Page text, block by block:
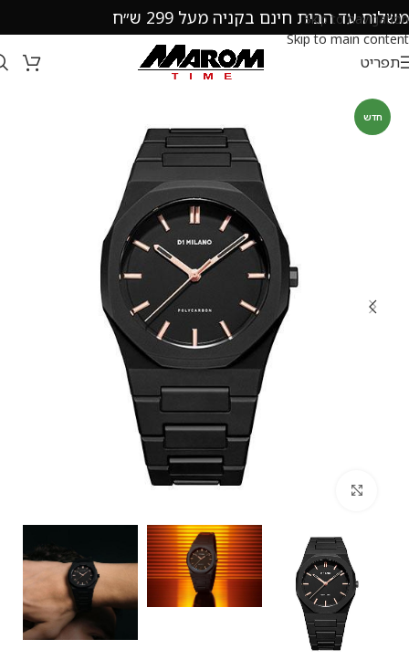
Skip to navigation
Skip to main content
משלוח עד הבית חינם בקניה מעל 299 ש״ח
תפריט
חדש